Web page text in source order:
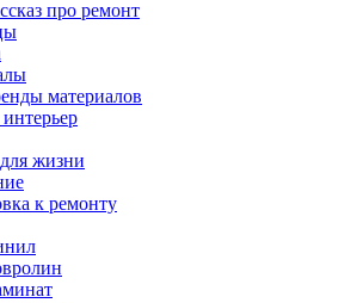
про ремонт
материалов
жизни
к ремонту